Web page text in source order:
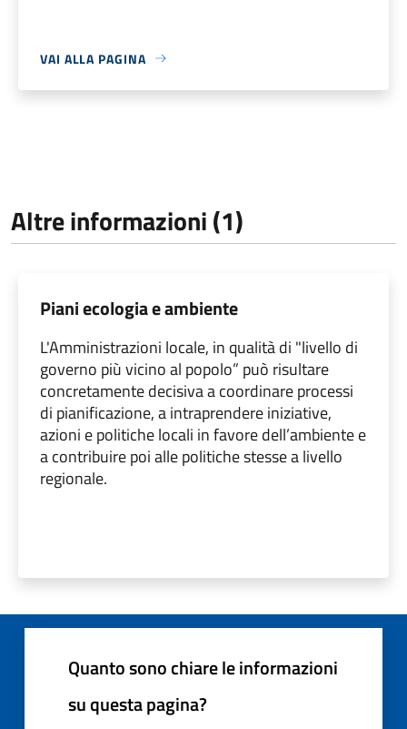
VAI ALLA PAGINA
Altre informazioni (1)
Piani ecologia e ambiente
L'Amministrazioni locale, in qualità di "livello di
governo più vicino al popolo” può risultare
concretamente decisiva a coordinare processi
di pianificazione, a intraprendere iniziative,
azioni e politiche locali in favore dell’ambiente e
a contribuire poi alle politiche stesse a livello
regionale.
Quanto sono chiare le informazioni
su questa pagina?